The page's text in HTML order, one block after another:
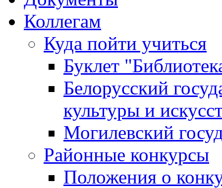
Коллегам
Куда пойти учиться
Буклет
Белорусский
культуры и
Могилевский
Районные конкурсы
Положения о